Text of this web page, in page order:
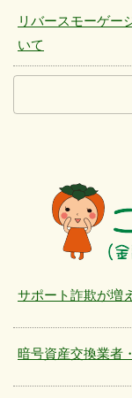
リバースモーゲー
いて
サポート詐欺が増
暗号資産交換業者